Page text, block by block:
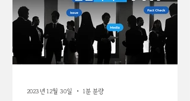
2023년 12월 30일 1분 분량